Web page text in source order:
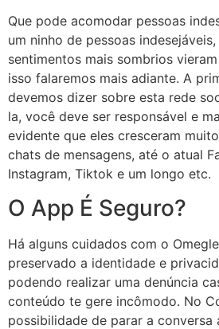
Que pode acomodar pessoas
um ninho de pessoas
sentimentos mais sombrios
isso falaremos mais adiante. A
devemos dizer sobre esta rede
la, você deve ser responsável e
evidente que eles cresceram
chats de mensagens, até o atual
Instagram, Tiktok e um longo etc.
O App É Seguro?
Há alguns cuidados com o
preservado a identidade e
podendo realizar uma denúncia
conteúdo te gere incômodo. No
possibilidade de parar a conversa